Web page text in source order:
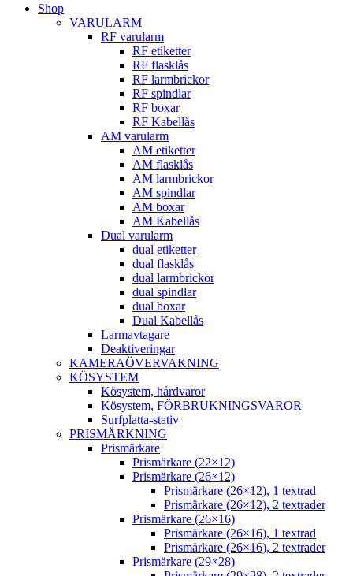
Shop
VARULARM
RF varularm
RF etiketter
RF flasklås
RF larmbrickor
RF spindlar
RF boxar
RF Kabellås
AM varularm
AM etiketter
AM flasklås
AM larmbrickor
AM spindlar
AM boxar
AM Kabellås
Dual varularm
dual etiketter
dual flasklås
dual larmbrickor
dual spindlar
dual boxar
Dual Kabellås
Larmavtagare
Deaktiveringar
KAMERAÖVERVAKNING
KÖSYSTEM
Kösystem, hårdvaror
Kösystem, FÖRBRUKNINGSVAROR
Surfplatta-stativ
PRISMÄRKNING
Prismärkare
Prismärkare (22×12)
Prismärkare (26×12)
Prismärkare (26×12), 1 textrad
Prismärkare (26×12), 2 textrader
Prismärkare (26×16)
Prismärkare (26×16), 1 textrad
Prismärkare (26×16), 2 textrader
Prismärkare (29×28)